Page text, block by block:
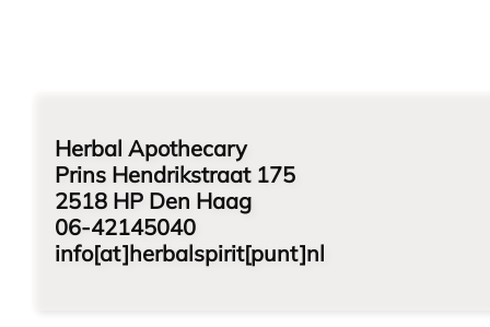
Herbal Apothecary
Prins Hendrikstraat 175
2518 HP Den Haag
06-42145040
info[at]herbalspirit[punt]nl